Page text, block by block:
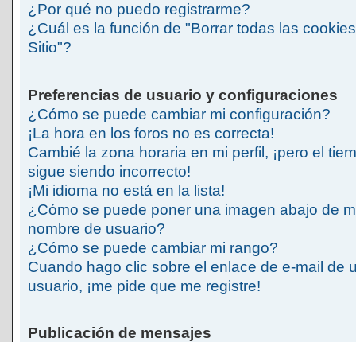
¿Por qué no puedo registrarme?
¿Cuál es la función de "Borrar todas las
Sitio"?
Preferencias de usuario y configuraciones
¿Cómo se puede cambiar mi configuración?
¡La hora en los foros no es correcta!
Cambié la zona horaria en mi perfil, ¡pero el
sigue siendo incorrecto!
¡Mi idioma no está en la lista!
¿Cómo se puede poner una imagen abajo de
nombre de usuario?
¿Cómo se puede cambiar mi rango?
Cuando hago clic sobre el enlace de e-mail de
usuario, ¡me pide que me registre!
Publicación de mensajes